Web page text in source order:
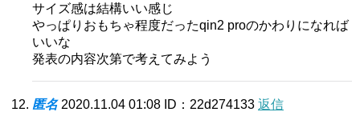
サイズ感は結構いい感じ
やっぱりおもちゃ程度だったqin2 proのかわりになれば
いいな
発表の内容次第で考えてみよう
匿名 2020.11.04 01:08 ID：22d274133 返信